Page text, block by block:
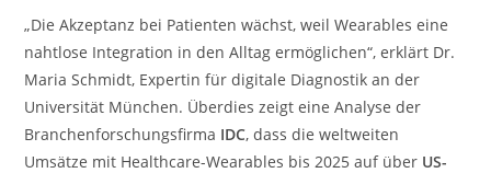
„Die Akzeptanz bei Patienten wächst, weil Wearables eine
nahtlose Integration in den Alltag ermöglichen“, erklärt Dr.
Maria Schmidt, Expertin für digitale Diagnostik an der
Universität München. Überdies zeigt eine Analyse der
Branchenforschungsfirma IDC, dass die weltweiten
Umsätze mit Healthcare-Wearables bis 2025 auf über US-